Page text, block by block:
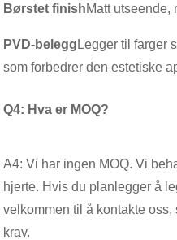
Børstet finishMatt utseende,
PVD-belegg Legger til farger
som forbedrer den estetiske
Q4: Hva er MOQ?
A4: Vi har ingen MOQ. Vi
hjerte. Hvis du planlegger å
velkommen til å kontakte
krav.